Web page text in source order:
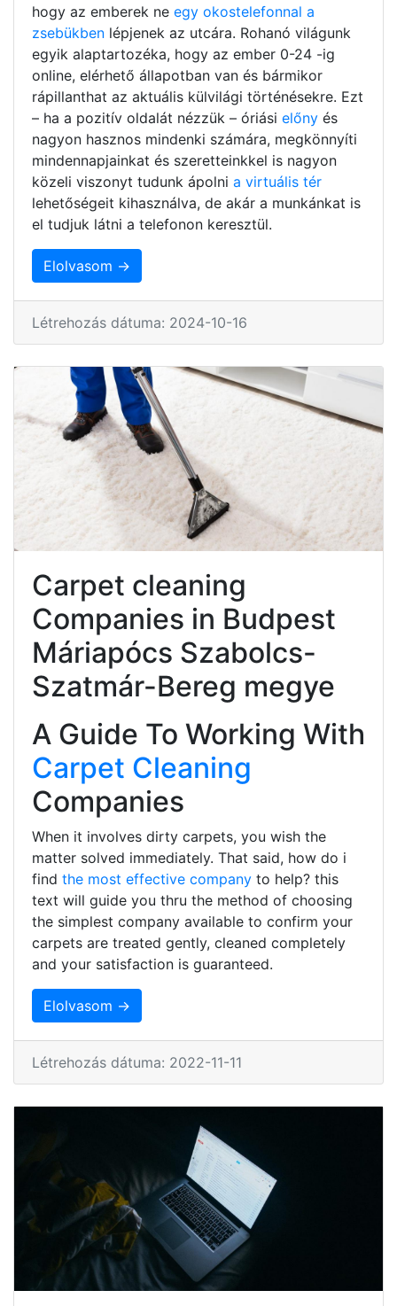
hogy az emberek ne egy okostelefonnal a
zsebükben lépjenek az utcára. Rohanó világunk
egyik alaptartozéka, hogy az ember 0-24 -ig
online, elérhető állapotban van és bármikor
rápillanthat az aktuális külvilági történésekre. Ezt
– ha a pozitív oldalát nézzük – óriási előny és
nagyon hasznos mindenki számára, megkönnyíti
mindennapjainkat és szeretteinkkel is nagyon
közeli viszonyt tudunk ápolni a virtuális tér
lehetőségeit kihasználva, de akár a munkánkat is
el tudjuk látni a telefonon keresztül.
Elolvasom →
Létrehozás dátuma: 2024-10-16
Carpet cleaning
Companies in Budpest
Máriapócs Szabolcs-
Szatmár-Bereg megye
A Guide To Working With
Carpet Cleaning
Companies
When it involves dirty carpets, you wish the
matter solved immediately. That said, how do i
find the most effective company to help? this
text will guide you thru the method of choosing
the simplest company available to confirm your
carpets are treated gently, cleaned completely
and your satisfaction is guaranteed.
Elolvasom →
Létrehozás dátuma: 2022-11-11